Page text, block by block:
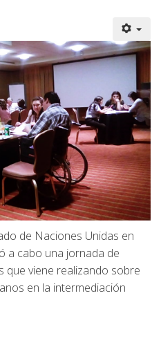
de Naciones Unidas en
a cabo una jornada de
viene realizando sobre
en la intermediación